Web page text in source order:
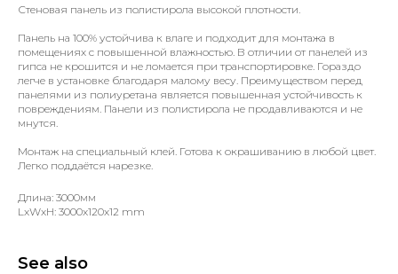
Стеновая панель из полистирола высокой плотности.
Панель на 100% устойчива к влаге и подходит для монтажа в
помещениях с повышенной влажностью. В отличии от панелей из
гипса не крошится и не ломается при транспортировке. Гораздо
легче в установке благодаря малому весу. Преимуществом перед
панелями из полиуретана является повышенная устойчивость к
повреждениям. Панели из полистирола не продавливаются и не
мнутся.
Монтаж на специальный клей. Готова к окрашиванию в любой цвет.
Легко поддаётся нарезке.
Длина: 3000мм
LxWxH: 3000x120x12 mm
See also